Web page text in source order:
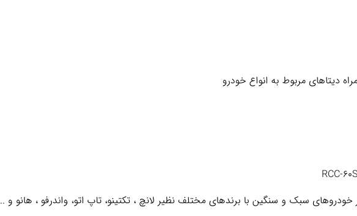
سبک و سنگین با برندهای مختلف نظیر لانچ ، تکتینو، تاپ اتو، واندرفو ، هانو و ..